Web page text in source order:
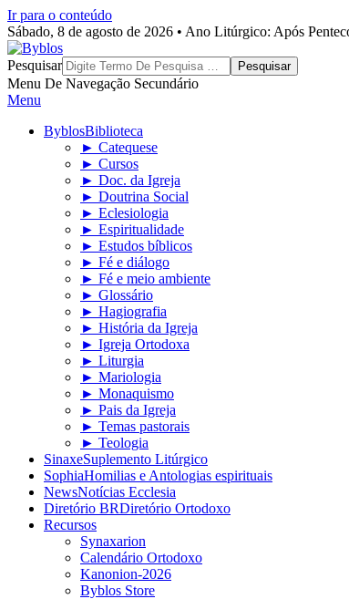
Ir para o conteúdo
Sábado, 8 de agosto de 2026 • Ano Litúrgico: Após
Byblos
Pesquisar
Menu De Navegação Secundário
Menu
ByblosBiblioteca
► Catequese
► Cursos
► Doc. da Igreja
► Doutrina Social
► Eclesiologia
► Espiritualidade
► Estudos bíblicos
► Fé e diálogo
► Fé e meio ambiente
► Glossário
► Hagiografia
► História da Igreja
► Igreja Ortodoxa
► Liturgia
► Mariologia
► Monaquismo
► Pais da Igreja
► Temas pastorais
► Teologia
SinaxeSuplemento Litúrgico
SophiaHomilias e Antologias espirituais
NewsNotícias Ecclesia
Diretório BRDiretório Ortodoxo
Recursos
Synaxarion
Calendário Ortodoxo
Kanonion-2026
Byblos Store